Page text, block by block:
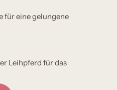
für eine gelungene
Leihpferd für das